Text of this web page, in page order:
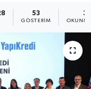
53
GÖSTERIM
3